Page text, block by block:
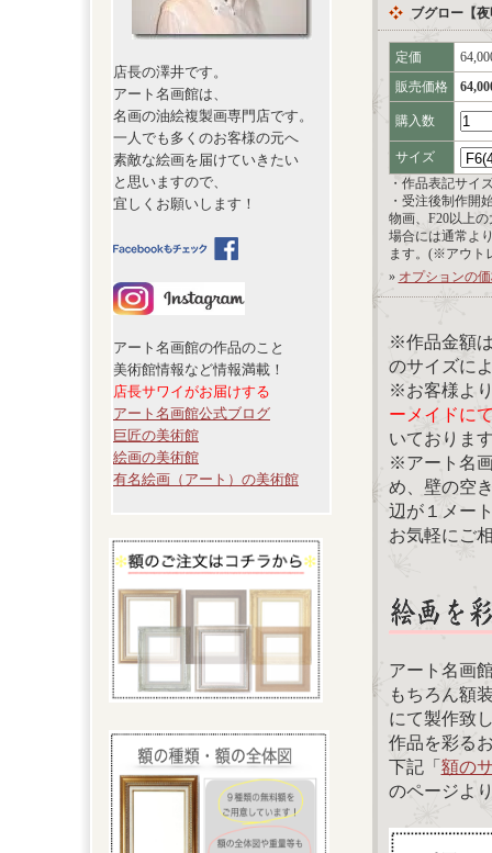
店長の澤井です。
アート名画館は、
名画の油絵複製画専門店です。
一人でも多くのお客様の元へ
素敵な絵画を届けていきたい
と思いますので、
宜しくお願いします！
アート名画館の作品のこと
美術館情報など情報満載！
店長サワイがお届けする
アート名画館公式ブログ
巨匠の美術館
絵画の美術館
有名絵画（アート）の美術館
ブグロー【
定価
販売価格
購入数
サイズ
・作品表記サイ
・受注後制作開
物画、F20以上
場合には通常よ
ます。(※アウト
» オプションの
※作品金額
のサイズに
※お客様よ
ーメイドに
いておりま
※アート名
め、壁の空
辺が１メー
お気軽にご
アート名画
もちろん額
にて製作致
作品を彩る
下記「額の
のページよ